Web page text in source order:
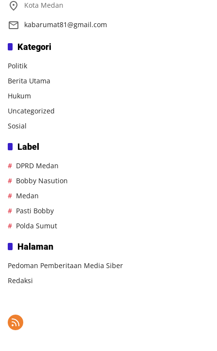
Kota Medan
kabarumat81@gmail.com
Kategori
Politik
Berita Utama
Hukum
Uncategorized
Sosial
Label
DPRD Medan
Bobby Nasution
Medan
Pasti Bobby
Polda Sumut
Halaman
Pedoman Pemberitaan Media Siber
Redaksi